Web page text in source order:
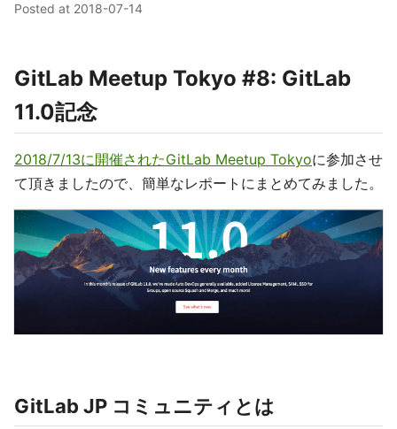
Posted at 2018-07-14
GitLab Meetup Tokyo #8: GitLab
11.0記念
2018/7/13に開催されたGitLab Meetup Tokyoに参加させ
て頂きましたので、簡単なレポートにまとめてみました。
GitLab JP コミュニティとは